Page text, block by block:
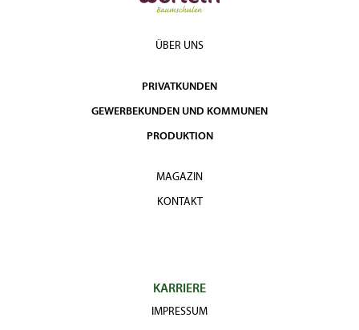
ÜBER UNS
PRIVATKUNDEN
GEWERBEKUNDEN UND KOMMUNEN
PRODUKTION
MAGAZIN
KONTAKT
KARRIERE
IMPRESSUM